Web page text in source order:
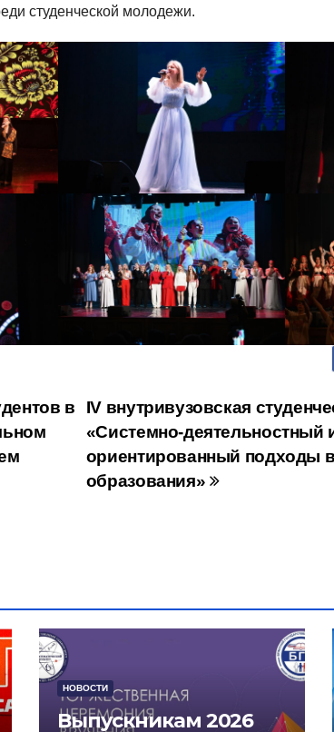
студенческой молодежи.
IV внутривузовская
«Системно-деятельностный
ориентированный подходы
образования»
в
НОВОСТИ
Выпускникам 2026